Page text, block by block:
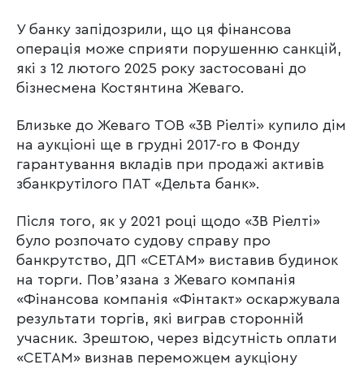
У банку запідозрили, що ця фінансова
операція може сприяти порушенню санкцій,
які з 12 лютого 2025 року застосовані до
бізнесмена Костянтина Жеваго.
Близьке до Жеваго ТОВ «3В Ріелті» купило дім
на аукціоні ще в грудні 2017-го в Фонду
гарантування вкладів при продажі активів
збанкрутілого ПАТ «Дельта банк».
Після того, як у 2021 році щодо «3В Ріелті»
було розпочато судову справу про
банкрутство, ДП «СЕТАМ» виставив будинок
на торги. Повʼязана з Жеваго компанія
«Фінансова компанія «Фінтакт» оскаржувала
результати торгів, які виграв сторонній
учасник. Зрештою, через відсутність оплати
«СЕТАМ» визнав переможцем аукціону